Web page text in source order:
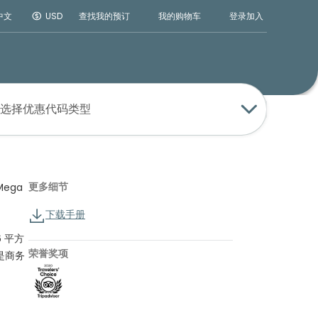
文 USD 查找我的预订 我的购物车 登录加入
选择优惠代码类型
平方
商务
更多细节
下载手册
荣誉奖项